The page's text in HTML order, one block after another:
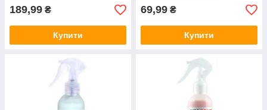
189,99 ₴
Купити
69,99 ₴
Купити